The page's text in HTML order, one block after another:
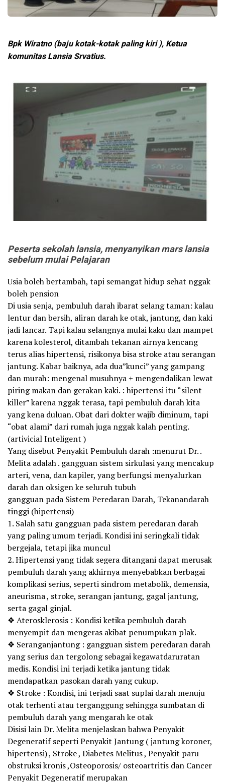
Bpk Wiratno (baju kotak-kotak paling kiri ), Ketua
komunitas Lansia Srvatius.
Peserta sekolah lansia, menyanyikan mars lansia
sebelum mulai Pelajaran
Usia boleh bertambah, tapi semangat hidup sehat nggak
boleh pension
Di usia senja, pembuluh darah ibarat selang taman: kalau
lentur dan bersih, aliran darah ke otak, jantung, dan kaki
jadi lancar. Tapi kalau selangnya mulai kaku dan mampet
karena kolesterol, ditambah tekanan airnya kencang
terus alias hipertensi, risikonya bisa stroke atau serangan
jantung. Kabar baiknya, ada dua”kunci” yang gampang
dan murah: mengenal musuhnya + mengendalikan lewat
piring makan dan gerakan kaki. : hipertensi itu “silent
killer” karena nggak terasa, tapi pembuluh darah kita
yang kena duluan. Obat dari dokter wajib diminum, tapi
“obat alami” dari rumah juga nggak kalah penting.
(artivicial Inteligent )
Yang disebut Penyakit Pembuluh darah :menurut Dr. .
Melita adalah . gangguan sistem sirkulasi yang mencakup
arteri, vena, dan kapiler, yang berfungsi menyalurkan
darah dan oksigen ke seluruh tubuh
gangguan pada Sistem Peredaran Darah, Tekanandarah
tinggi (hipertensi)
1. Salah satu gangguan pada sistem peredaran darah
yang paling umum terjadi. Kondisi ini seringkali tidak
bergejala, tetapi jika muncul
2. Hipertensi yang tidak segera ditangani dapat merusak
pembuluh darah yang akhirnya menyebabkan berbagai
komplikasi serius, seperti sindrom metabolik, demensia,
aneurisma , stroke, serangan jantung, gagal jantung,
serta gagal ginjal.
❖ Aterosklerosis : Kondisi ketika pembuluh darah
menyempit dan mengeras akibat penumpukan plak.
❖ Seranganjantung : gangguan sistem peredaran darah
yang serius dan tergolong sebagai kegawatdaruratan
medis. Kondisi ini terjadi ketika jantung tidak
mendapatkan pasokan darah yang cukup.
❖ Stroke : Kondisi, ini terjadi saat suplai darah menuju
otak terhenti atau terganggung sehingga sumbatan di
pembuluh darah yang mengarah ke otak
Disisi lain Dr. Melita menjelaskan bahwa Penyakit
Degeneratif seperti Penyakit Jantung ( jantung koroner,
hipertensi) , Stroke , Diabetes Melitus , Penyakit paru
obstruksi kronis ,Osteoporosis/ osteoartritis dan Cancer
Penyakit Degeneratif merupakan